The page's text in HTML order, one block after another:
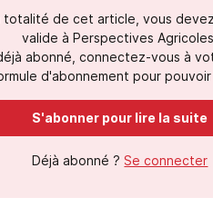
totalité de cet article, vous
valide à Perspectives
abonné, connectez-vous à
d'abonnement pour
S'abonner pour lire la suite
Déjà abonné ? Se connecter